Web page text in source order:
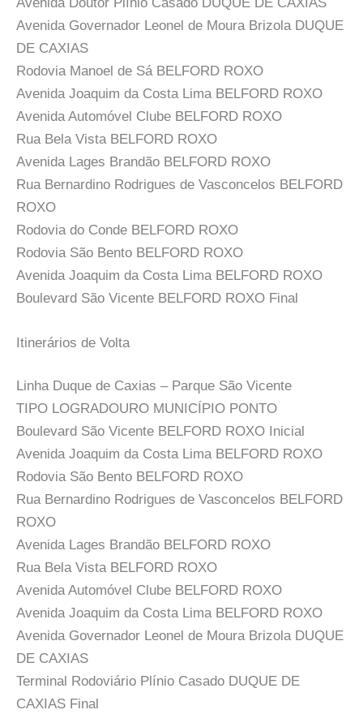
Avenida Governador Leonel de Moura Brizola DUQUE
DE CAXIAS
Rodovia Manoel de Sá BELFORD ROXO
Avenida Joaquim da Costa Lima BELFORD ROXO
Avenida Automóvel Clube BELFORD ROXO
Rua Bela Vista BELFORD ROXO
Avenida Lages Brandão BELFORD ROXO
Rua Bernardino Rodrigues de Vasconcelos BELFORD
ROXO
Rodovia do Conde BELFORD ROXO
Rodovia São Bento BELFORD ROXO
Avenida Joaquim da Costa Lima BELFORD ROXO
Boulevard São Vicente BELFORD ROXO Final
Itinerários de Volta
Linha Duque de Caxias – Parque São Vicente
TIPO LOGRADOURO MUNICÍPIO PONTO
Boulevard São Vicente BELFORD ROXO Inicial
Avenida Joaquim da Costa Lima BELFORD ROXO
Rodovia São Bento BELFORD ROXO
Rua Bernardino Rodrigues de Vasconcelos BELFORD
ROXO
Avenida Lages Brandão BELFORD ROXO
Rua Bela Vista BELFORD ROXO
Avenida Automóvel Clube BELFORD ROXO
Avenida Joaquim da Costa Lima BELFORD ROXO
Avenida Governador Leonel de Moura Brizola DUQUE
DE CAXIAS
Terminal Rodoviário Plínio Casado DUQUE DE
CAXIAS Final